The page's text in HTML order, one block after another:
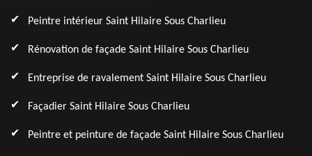
Peintre intérieur Saint Hilaire Sous Charlieu
Rénovation de façade Saint Hilaire Sous Charlieu
Entreprise de ravalement Saint Hilaire Sous Charlieu
Façadier Saint Hilaire Sous Charlieu
Peintre et peinture de façade Saint Hilaire Sous Charlieu